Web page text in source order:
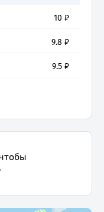
10 ₽
9.8 ₽
9.5 ₽